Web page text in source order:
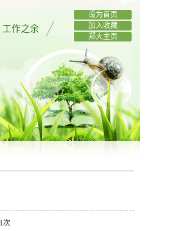
工作之余
设为首页
加入收藏
郑大主页
次